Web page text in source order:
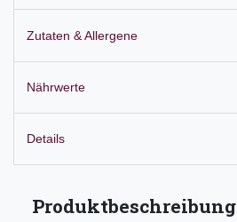
Zutaten & Allergene
Nährwerte
Details
Produktbeschreibung